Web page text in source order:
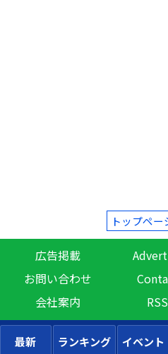
トップペー
広告掲載
お問い合わせ
会社案内
RSS
最新 ランキング イベント